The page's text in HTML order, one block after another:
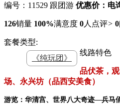
编号：11529 跟团游 优惠价：电
126销量 100%满意度 0人点评> 0
套餐类型:
《纯玩团》
线路特色
品伏茶，
场、永兴坊（品西安美食）
游览：华清宫、世界八大奇迹—兵马